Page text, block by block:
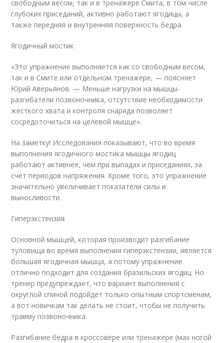
свободным весом, так и в тренажере Смита, в том числе
глубоких приседаний, активно работают ягодицы, а
также передняя и внутренняя поверхность бедра.
Ягодичный мостик
«Это упражнение выполняется как со свободным весом,
так и в Смите или отдельном тренажере, — поясняет
Юрий Аверьянов. — Меньше нагрузки на мышцы-
разгибатели позвоночника, отсутствие необходимости
жесткого хвата и контроля снаряда позволяет
сосредоточиться на целевой мышце».
На заметку! Исследования показывают, что во время
выполнения ягодичного мостика мышцы ягодиц
работают активнее, чем при выпадах и приседаниях, за
счет периодов напряжения. Кроме того, это упражнение
значительно увеличивает показатели силы и
выносливости.
Гиперэкстензия
Основной мышцей, которая производит разгибание
туловища во время выполнения гиперэкстензии, является
большая ягодичная мышца, а потому упражнение
отлично подходит для создания бразильских ягодиц. Но
тренер предупреждает, что вариант выполнения с
округлой спиной подойдет только опытным спортсменам,
а вот новичкам так делать не стоит, чтобы не получить
травму позвоночника.
Разгибание бедра в кроссовере или тренажере (мах ногой